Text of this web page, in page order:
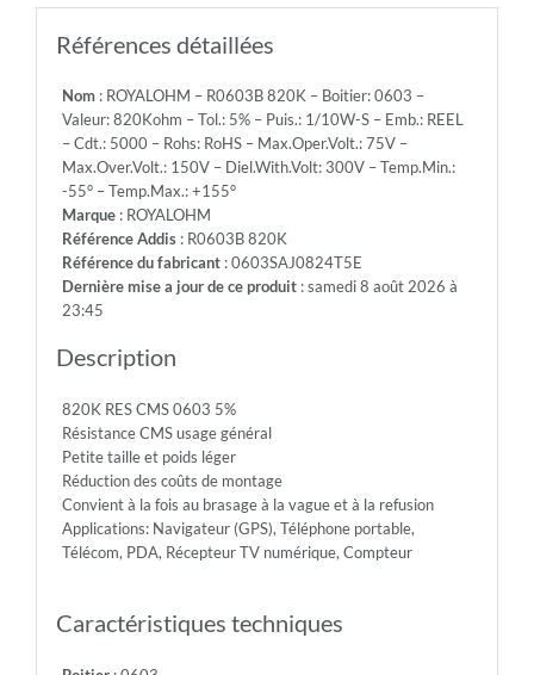
-
Cdt.:
Rohs:
RoHS
-
Max.Oper.Volt.:
75V
-
Max.Over.Volt.:
150V
-55°
-
Temp.Max.:
+155°
Références détaillées
Nom: ROYALOHM – R0603B 820K – Boitier: 0603 –
Valeur: 820Kohm – Tol.: 5% – Puis.: 1/10W-S – Emb.: REEL
– Cdt.: 5000 – Rohs: RoHS – Max.Oper.Volt.: 75V –
Max.Over.Volt.: 150V – Diel.With.Volt: 300V – Temp.Min.:
-55° – Temp.Max.: +155°
Marque: ROYALOHM
Référence Addis: R0603B 820K
Référence du fabricant: 0603SAJ0824T5E
Dernière mise a jour de ce produit: samedi 8 août 2026 à
23:45
Description
820K RES CMS 0603 5%
Résistance CMS usage général
Petite taille et poids léger
Réduction des coûts de montage
Convient à la fois au brasage à la vague et à la refusion
Applications: Navigateur (GPS), Téléphone portable,
Télécom, PDA, Récepteur TV numérique, Compteur
Caractéristiques techniques